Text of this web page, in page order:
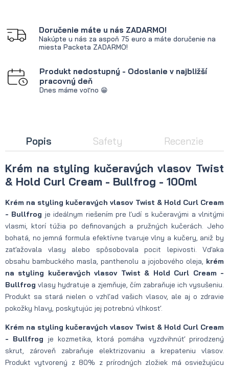
Doručenie máte u nás ZADARMO!
Nakúpte u nás za aspoň 75 euro a máte doručenie na
miesta Packeta ZADARMO!
Produkt nedostupný - Odoslanie v najbližší
pracovný deň
Dnes máme voľno 😁
Popis Safety Recenzie
Krém na styling kučeravých vlasov Twist
& Hold Curl Cream - Bullfrog - 100ml
Krém na styling kučeravých vlasov Twist & Hold Curl Cream
- Bullfrog je ideálnym riešením pre ľudí s kučeravými a vlnitými
vlasmi, ktorí túžia po definovaných a pružných kučerách. Jeho
bohatá, no jemná formula efektívne tvaruje vlny a kučery, aniž by
zaťažovala vlasy alebo spôsobovala pocit lepivosti. Vďaka
obsahu bambuckého masla, panthenolu a jojobového oleja, krém
na styling kučeravých vlasov Twist & Hold Curl Cream -
Bullfrog vlasy hydratuje a zjemňuje, čím zabraňuje ich vysušeniu.
Produkt sa stará nielen o vzhľad vašich vlasov, ale aj o zdravie
pokožky hlavy, poskytujúc jej potrebnú vlhkosť.
Krém na styling kučeravých vlasov Twist & Hold Curl Cream
- Bullfrog je kozmetika, ktorá pomáha vyzdvihnúť prirodzený
skrut, zároveň zabraňuje elektrizovaniu a krepateniu vlasov.
Produkt vytvorený z 80% z prírodných zložiek má osviežujúcu